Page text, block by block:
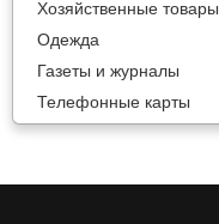
Хозяйственные товары
Одежда
Газеты и журналы
Телефонные карты